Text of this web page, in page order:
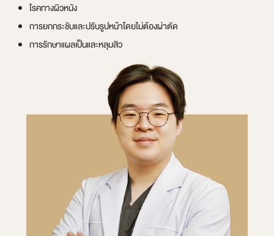
โรคทางผิวหนัง
การยกกระชับและปรับรูปหน้าโดยไม่ต้องผ่าตัด
การรักษาแผลเป็นและหลุมสิว